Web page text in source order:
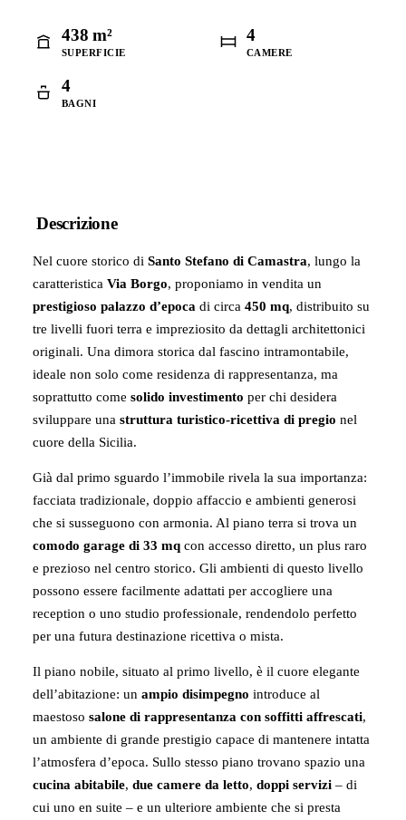
438 m²
SUPERFICIE
4
CAMERE
4
BAGNI
Descrizione
Nel cuore storico di Santo Stefano di Camastra, lungo la
caratteristica Via Borgo, proponiamo in vendita un
prestigioso palazzo d’epoca di circa 450 mq, distribuito su
tre livelli fuori terra e impreziosito da dettagli architettonici
originali. Una dimora storica dal fascino intramontabile,
ideale non solo come residenza di rappresentanza, ma
soprattutto come solido investimento per chi desidera
sviluppare una struttura turistico-ricettiva di pregio nel
cuore della Sicilia.
Già dal primo sguardo l’immobile rivela la sua importanza:
facciata tradizionale, doppio affaccio e ambienti generosi
che si susseguono con armonia. Al piano terra si trova un
comodo garage di 33 mq con accesso diretto, un plus raro
e prezioso nel centro storico. Gli ambienti di questo livello
possono essere facilmente adattati per accogliere una
reception o uno studio professionale, rendendolo perfetto
per una futura destinazione ricettiva o mista.
Il piano nobile, situato al primo livello, è il cuore elegante
dell’abitazione: un ampio disimpegno introduce al
maestoso salone di rappresentanza con soffitti affrescati,
un ambiente di grande prestigio capace di mantenere intatta
l’atmosfera d’epoca. Sullo stesso piano trovano spazio una
cucina abitabile, due camere da letto, doppi servizi – di
cui uno en suite – e un ulteriore ambiente che si presta